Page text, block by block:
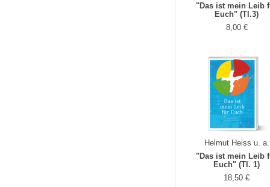
"Das ist mein Leib
Euch" (Tl.3)
8,00 €
Helmut Heiss u. a.
"Das ist mein Leib
Euch" (Tl. 1)
18,50 €